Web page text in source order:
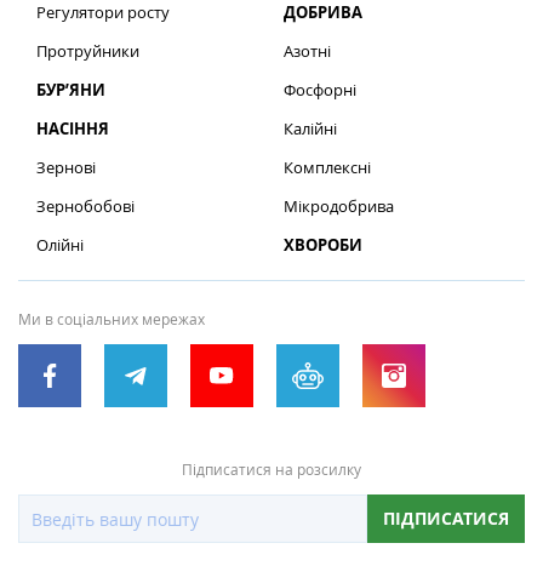
Регулятори росту
Протруйники
БУР’ЯНИ
НАСІННЯ
Зернові
Зернобобові
Олійні
ДОБРИВА
Азотні
Фосфорні
Калійні
Комплексні
Мікродобрива
ХВОРОБИ
Ми в соціальних мережах
Підписатися на розсилку
ПІДПИСАТИСЯ